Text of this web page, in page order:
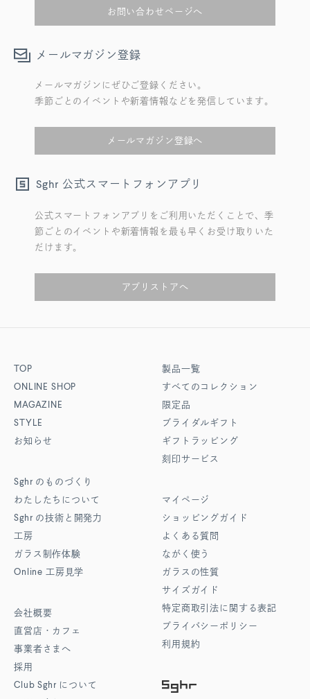
お問い合わせページへ
メールマガジン登録
メールマガジンにぜひご登録ください。
季節ごとのイベントや新着情報などを発信しています。
メールマガジン登録へ
Sghr 公式スマートフォンアプリ
公式スマートフォンアプリをご利用いただくことで、季
節ごとのイベントや新着情報を最も早くお受け取りいた
だけます。
アプリストアへ
TOP
ONLINE SHOP
MAGAZINE
STYLE
お知らせ
Sghr のものづくり
わたしたちについて
Sghr の技術と開発力
工房
ガラス制作体験
Online 工房見学
会社概要
直営店・カフェ
事業者さまへ
採用
Club Sghr について
製品一覧
すべてのコレクション
限定品
ブライダルギフト
ギフトラッピング
刻印サービス
マイページ
ショッピングガイド
よくある質問
ながく使う
ガラスの性質
サイズガイド
特定商取引法に関する表記
プライバシーポリシー
利用規約